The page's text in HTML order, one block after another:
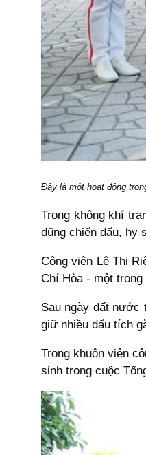
Đây là một hoạt động
Trong không khí
dũng chiến đấu, hy
Công viên Lê Thị
Chí Hòa - một
Sau ngày đất nước
giữ nhiều dấu tích
Trong khuôn viên
sinh trong cuộc